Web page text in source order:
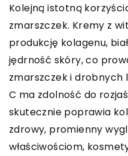
Kolejną istotną
zmarszczek. Kremy z
produkcję kolagenu,
jędrność skóry, co
zmarszczek i drobnych
C ma zdolność do
skutecznie poprawia
zdrowy, promienny
właściwościom,